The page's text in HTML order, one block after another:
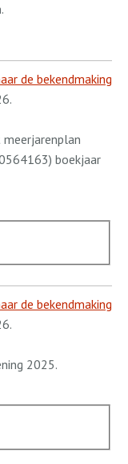
de bekendmaking
meerjarenplan
boekjaar
de bekendmaking
2025.